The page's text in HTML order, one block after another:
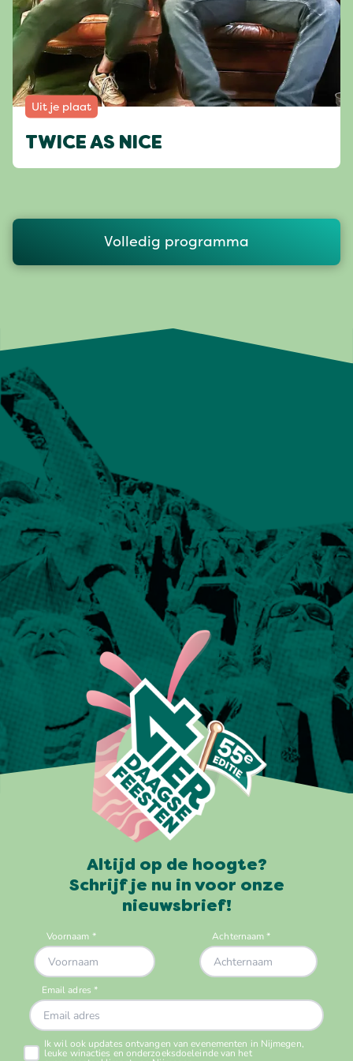
Uit je plaat
TWICE AS NICE
Volledig programma
Altijd op de hoogte?
Schrijf je nu in voor onze
nieuwsbrief!